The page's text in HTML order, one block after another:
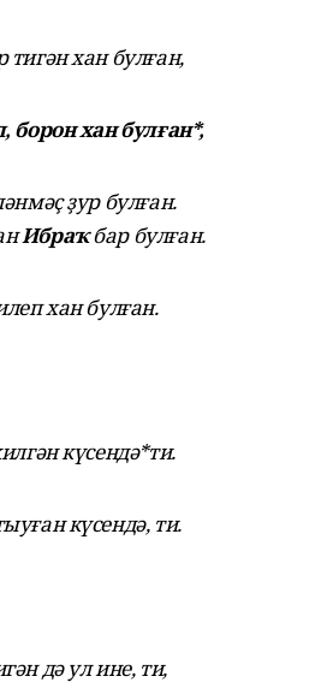
тигән хан булған,
борон хан булған*,
ҙур булған.
Ибраҡбар булған.
хан булған.
күсендә*ти.
күсендә, ти.
дә ул ине, ти,